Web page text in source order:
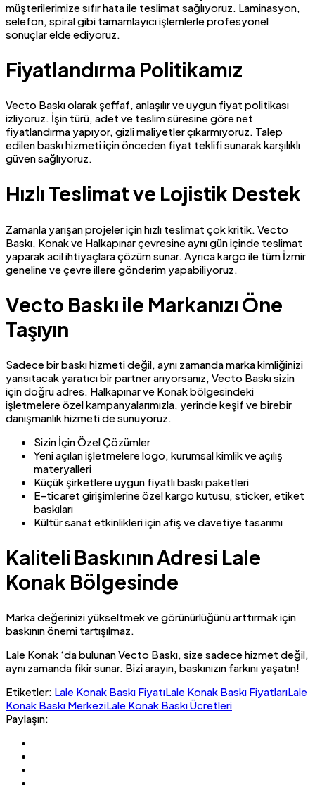
müşterilerimize sıfır hata ile teslimat sağlıyoruz. Laminasyon,
selefon, spiral gibi tamamlayıcı işlemlerle profesyonel
sonuçlar elde ediyoruz.
Fiyatlandırma Politikamız
Vecto Baskı olarak şeffaf, anlaşılır ve uygun fiyat politikası
izliyoruz. İşin türü, adet ve teslim süresine göre net
fiyatlandırma yapıyor, gizli maliyetler çıkarmıyoruz. Talep
edilen baskı hizmeti için önceden fiyat teklifi sunarak karşılıklı
güven sağlıyoruz.
Hızlı Teslimat ve Lojistik Destek
Zamanla yarışan projeler için hızlı teslimat çok kritik. Vecto
Baskı, Konak ve Halkapınar çevresine aynı gün içinde teslimat
yaparak acil ihtiyaçlara çözüm sunar. Ayrıca kargo ile tüm İzmir
geneline ve çevre illere gönderim yapabiliyoruz.
Vecto Baskı ile Markanızı Öne
Taşıyın
Sadece bir baskı hizmeti değil, aynı zamanda marka kimliğinizi
yansıtacak yaratıcı bir partner arıyorsanız, Vecto Baskı sizin
için doğru adres. Halkapınar ve Konak bölgesindeki
işletmelere özel kampanyalarımızla, yerinde keşif ve birebir
danışmanlık hizmeti de sunuyoruz.
Sizin İçin Özel Çözümler
Yeni açılan işletmelere logo, kurumsal kimlik ve açılış
materyalleri
Küçük şirketlere uygun fiyatlı baskı paketleri
E-ticaret girişimlerine özel kargo kutusu, sticker, etiket
baskıları
Kültür sanat etkinlikleri için afiş ve davetiye tasarımı
Kaliteli Baskının Adresi Lale
Konak Bölgesinde
Marka değerinizi yükseltmek ve görünürlüğünü arttırmak için
baskının önemi tartışılmaz.
Lale Konak ‘da bulunan Vecto Baskı, size sadece hizmet değil,
aynı zamanda fikir sunar. Bizi arayın, baskınızın farkını yaşatın!
Etiketler: Lale Konak Baskı FiyatıLale Konak Baskı FiyatlarıLale
Konak Baskı MerkeziLale Konak Baskı Ücretleri
Paylaşın: